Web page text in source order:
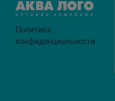
Политика
конфиденциальности